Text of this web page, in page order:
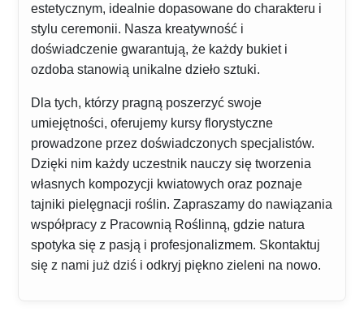
estetycznym, idealnie dopasowane do charakteru i
stylu ceremonii. Nasza kreatywność i
doświadczenie gwarantują, że każdy bukiet i
ozdoba stanowią unikalne dzieło sztuki.
Dla tych, którzy pragną poszerzyć swoje
umiejętności, oferujemy kursy florystyczne
prowadzone przez doświadczonych specjalistów.
Dzięki nim każdy uczestnik nauczy się tworzenia
własnych kompozycji kwiatowych oraz poznaje
tajniki pielęgnacji roślin. Zapraszamy do nawiązania
współpracy z Pracownią Roślinną, gdzie natura
spotyka się z pasją i profesjonalizmem. Skontaktuj
się z nami już dziś i odkryj piękno zieleni na nowo.